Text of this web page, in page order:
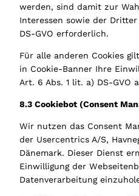
werden, sind damit zur
Interessen sowie der
DS-GVO erforderlich.
Für alle anderen Cookies
in Cookie-Banner Ihre
Art. 6 Abs. 1 lit. a) DS-GVO
8.3 Cookiebot (Consent
Wir nutzen das Consent
der Usercentrics A/S,
Dänemark. Dieser Dienst
Einwilligung der
Datenverarbeitung